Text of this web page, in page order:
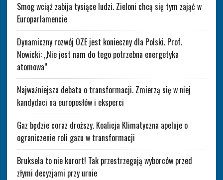
Smog wciąż zabija tysiące ludzi. Zieloni chcą się tym zająć w
Europarlamencie
Dynamiczny rozwój OZE jest konieczny dla Polski. Prof.
Nowicki: „Nie jest nam do tego potrzebna energetyka
atomowa”
Najważniejsza debata o transformacji. Zmierzą się w niej
kandydaci na europosłów i eksperci
Gaz będzie coraz droższy. Koalicja Klimatyczna apeluje o
ograniczenie roli gazu w transformacji
Bruksela to nie kurort! Tak przestrzegają wyborców przed
złymi decyzjami przy urnie